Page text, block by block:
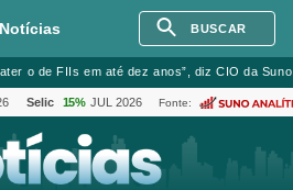
Notícias BUSCAR
o de FIIs em até dez anos”, diz CIO da
Selic 15% JUL 2026 Fonte: